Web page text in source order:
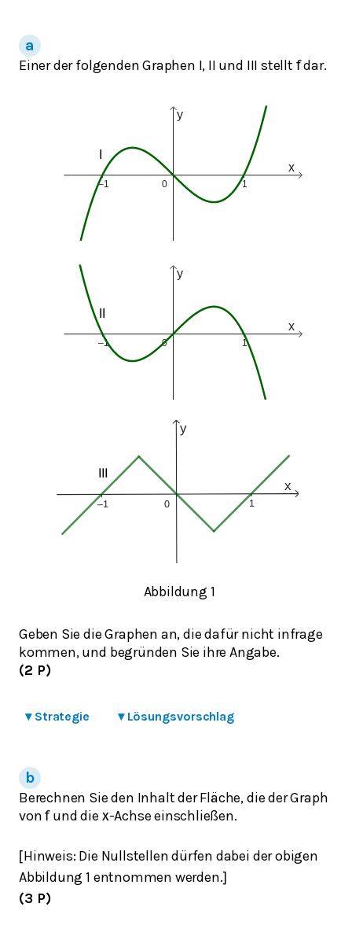
Einer der folgenden Graphen I, II und III stellt fdar.
Abbildung 1
Geben Sie die Graphen an, die dafür nicht infrage
kommen, und begründen Sie ihre Angabe.
(2 P)
▾ Strategie ▾ Lösungsvorschlag
Berechnen Sie den Inhalt der Fläche, die der Graph
vonfund die x-Achse einschließen.
[Hinweis: Die Nullstellen dürfen dabei der obigen
Abbildung 1 entnommen werden.]
(3 P)